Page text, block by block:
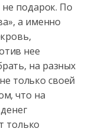
подарок. По
а именно
нее
на разных
только своей
что на
только